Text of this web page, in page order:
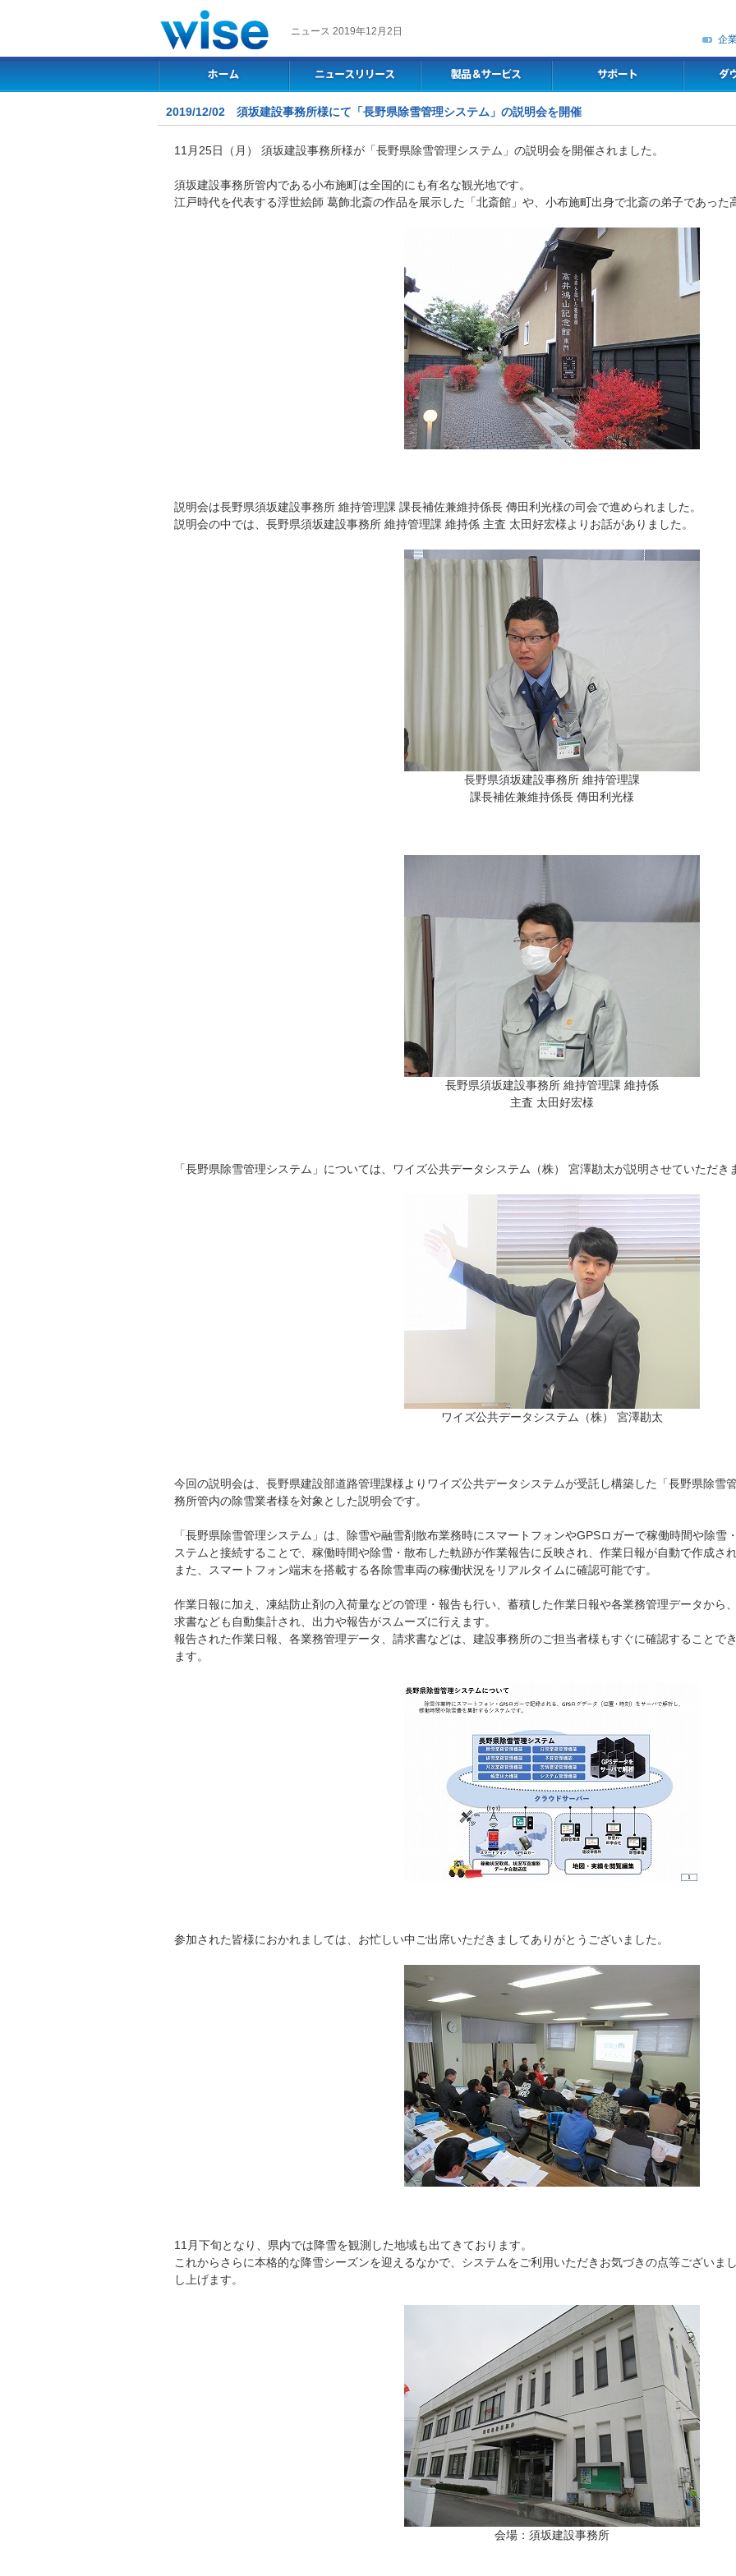
ニュース 2019年12月2日
企
2019/12/02 須坂建設事務所様にて「長野県除雪管理システム」の説明会を開催
11月25日（月） 須坂建設事務所様が「長野県除雪管理システム」の説明会を開催されました。
須坂建設事務所管内である小布施町は全国的にも有名な観光地です。
江戸時代を代表する浮世絵師 葛飾北斎の作品を展示した「北斎館」や、小布施町出身で北斎の弟子であった
説明会は長野県須坂建設事務所 維持管理課 課長補佐兼維持係長 傳田利光様の司会で進められました。
説明会の中では、長野県須坂建設事務所 維持管理課 維持係 主査 太田好宏様よりお話がありました。
長野県須坂建設事務所 維持管理課
課長補佐兼維持係長 傳田利光様
長野県須坂建設事務所 維持管理課 維持係
主査 太田好宏様
「長野県除雪管理システム」については、ワイズ公共データシステム（株） 宮澤勘太が説明させていただき
ワイズ公共データシステム（株） 宮澤勘太
今回の説明会は、長野県建設部道路管理課様よりワイズ公共データシステムが受託し構築した「長野県除雪
務所管内の除雪業者様を対象とした説明会です。
「長野県除雪管理システム」は、除雪や融雪剤散布業務時にスマートフォンやGPSロガーで稼働時間や除雪
ステムと接続することで、稼働時間や除雪・散布した軌跡が作業報告に反映され、作業日報が自動で作成さ
また、スマートフォン端末を搭載する各除雪車両の稼働状況をリアルタイムに確認可能です。
作業日報に加え、凍結防止剤の入荷量などの管理・報告も行い、蓄積した作業日報や各業務管理データから
求書なども自動集計され、出力や報告がスムーズに行えます。
報告された作業日報、各業務管理データ、請求書などは、建設事務所のご担当者様もすぐに確認することで
ます。
参加された皆様におかれましては、お忙しい中ご出席いただきましてありがとうございました。
11月下旬となり、県内では降雪を観測した地域も出てきております。
これからさらに本格的な降雪シーズンを迎えるなかで、システムをご利用いただきお気づきの点等ございま
し上げます。
会場：須坂建設事務所